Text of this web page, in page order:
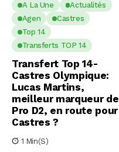
A La Une
Actualités
Agen
Castres
Top 14
Transferts TOP 14
Transfert Top 14-
Castres Olympique:
Lucas Martins,
meilleur marqueur de
Pro D2, en route pour
Castres ?
1 Min(s)